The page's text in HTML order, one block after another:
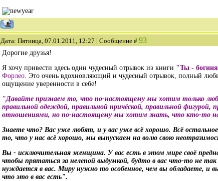
Дата: Пятница, 07.01.2011, 12:27 | Сообщение # 93
Дорогие друзья!
Я хочу привести здесь один чудесный отрывок из книги "Ты -
Форлео. Это очень вдохновляющий и чудесный отрывок, полный
ощущение уверенности в себе!
"Давайте признаем то, что по-настоящему мы хотим только
правильной одеждой, правильной причёской, правильной фигурой,
отношениями, но по-настоящему мы хотим знать, что кто-то
Знаете что? Вас уже любят, и у вас уже всё хорошо. Всё
то, что у нас всё хорошо, мы выпускаем на волю свою
Вы - исключительная женщина. У вас есть в этом мире своё
чтобы прятаться за нелепой выдумкой, будто в вас что-то не
нуждается в вас. Миру нужно то особенное, чем вы обладаете, и
что это в вас есть".